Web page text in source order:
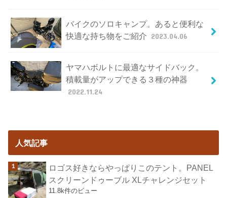
バイクのソロキャンプ。あると便利な
快適な持ち物をご紹介 2023.04.06
ヤマハボルトに最適なサイドバック。
積載量がアップできる３種の神器
2022.11.24
人気記事
ロゴス好きならやっぱりこのテント。PANEL
スクリーンドゥーブル XLチャレンジセット
11.8k件のビュー